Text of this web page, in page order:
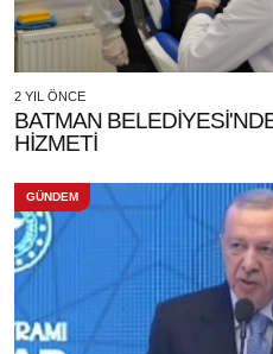
2 YIL ÖNCE
BATMAN
HİZMETİ
GÜNDEM